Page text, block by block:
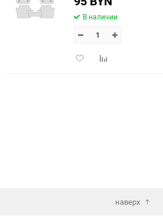
В наличии
ДобавитьДобавить
наверх